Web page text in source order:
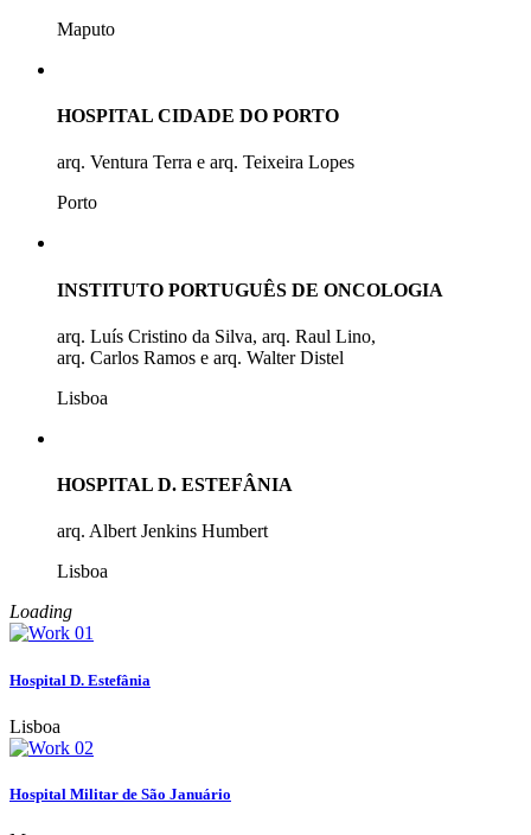
Maputo
HOSPITAL CIDADE DO PORTO
arq. Ventura Terra e arq. Teixeira Lopes
Porto
INSTITUTO PORTUGUÊS DE ONCOLOGIA
arq. Luís Cristino da Silva, arq. Raul Lino,
arq. Carlos Ramos e arq. Walter Distel
Lisboa
HOSPITAL D. ESTEFÂNIA
arq. Albert Jenkins Humbert
Lisboa
Loading
Hospital D. Estefânia
Lisboa
Hospital Militar de São Januário